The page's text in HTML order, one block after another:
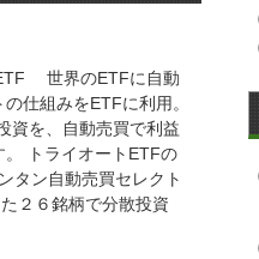
世界のETFに自動
仕組みをETFに利用。
資を、自動売買で利益
。 トライオートETFの
タン自動売買セレクト
２６銘柄で分散投資